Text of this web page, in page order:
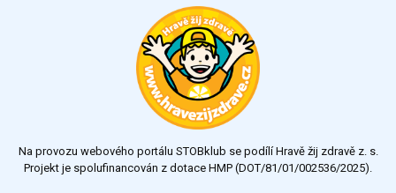
Na provozu webového portálu STOBklub se podílí Hravě žij zdravě z. s.
Projekt je spolufinancován z dotace HMP (DOT/81/01/002536/2025).